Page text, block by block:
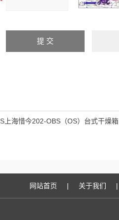
上海惜今202-OBS（OS）台式干燥箱
网站首页 | 关于我们 |